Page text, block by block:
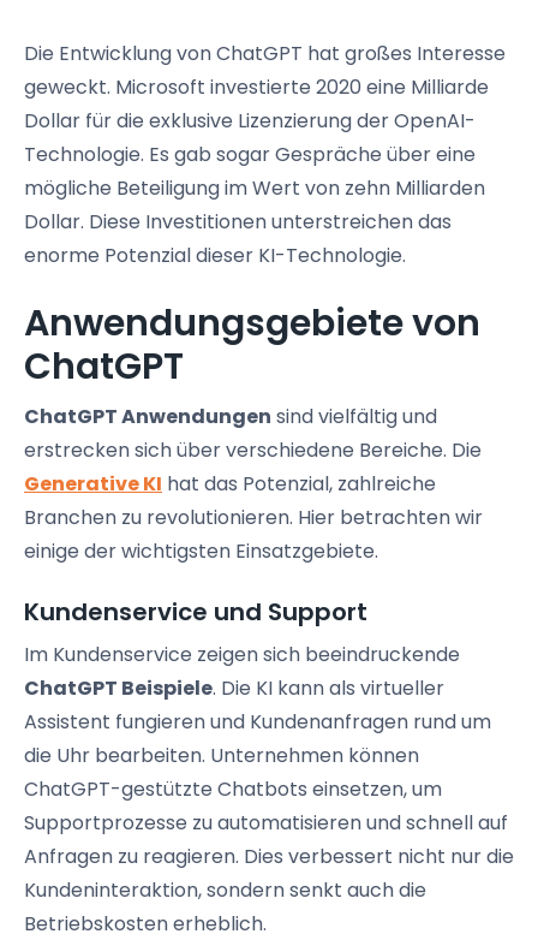
Die Entwicklung von ChatGPT hat großes Interesse
geweckt. Microsoft investierte 2020 eine Milliarde
Dollar für die exklusive Lizenzierung der OpenAI-
Technologie. Es gab sogar Gespräche über eine
mögliche Beteiligung im Wert von zehn Milliarden
Dollar. Diese Investitionen unterstreichen das
enorme Potenzial dieser KI-Technologie.
Anwendungsgebiete von
ChatGPT
ChatGPT Anwendungen sind vielfältig und
erstrecken sich über verschiedene Bereiche. Die
Generative KI hat das Potenzial, zahlreiche
Branchen zu revolutionieren. Hier betrachten wir
einige der wichtigsten Einsatzgebiete.
Kundenservice und Support
Im Kundenservice zeigen sich beeindruckende
ChatGPT Beispiele. Die KI kann als virtueller
Assistent fungieren und Kundenanfragen rund um
die Uhr bearbeiten. Unternehmen können
ChatGPT-gestützte Chatbots einsetzen, um
Supportprozesse zu automatisieren und schnell auf
Anfragen zu reagieren. Dies verbessert nicht nur die
Kundeninteraktion, sondern senkt auch die
Betriebskosten erheblich.